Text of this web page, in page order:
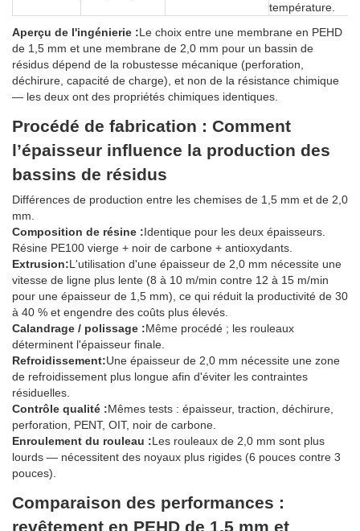
température.
Aperçu de l'ingénierie :Le choix entre une membrane en PEHD
de 1,5 mm et une membrane de 2,0 mm pour un bassin de
résidus dépend de la robustesse mécanique (perforation,
déchirure, capacité de charge), et non de la résistance chimique
— les deux ont des propriétés chimiques identiques.
Procédé de fabrication : Comment
l’épaisseur influence la production des
bassins de résidus
Différences de production entre les chemises de 1,5 mm et de 2,0
mm.
Composition de résine :Identique pour les deux épaisseurs.
Résine PE100 vierge + noir de carbone + antioxydants.
Extrusion:L'utilisation d'une épaisseur de 2,0 mm nécessite une
vitesse de ligne plus lente (8 à 10 m/min contre 12 à 15 m/min
pour une épaisseur de 1,5 mm), ce qui réduit la productivité de 30
à 40 % et engendre des coûts plus élevés.
Calandrage / polissage :Même procédé ; les rouleaux
déterminent l'épaisseur finale.
Refroidissement:Une épaisseur de 2,0 mm nécessite une zone
de refroidissement plus longue afin d'éviter les contraintes
résiduelles.
Contrôle qualité :Mêmes tests : épaisseur, traction, déchirure,
perforation, PENT, OIT, noir de carbone.
Enroulement du rouleau :Les rouleaux de 2,0 mm sont plus
lourds — nécessitent des noyaux plus rigides (6 pouces contre 3
pouces).
Comparaison des performances :
revêtement en PEHD de 1,5 mm et